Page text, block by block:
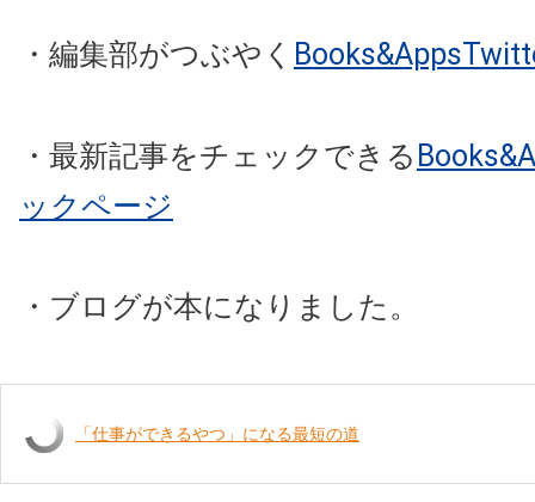
・編集部がつぶやく
・最新記事をチェックできる
ックページ
・ブログが本になりました。
「仕事ができるやつ」になる最短の道